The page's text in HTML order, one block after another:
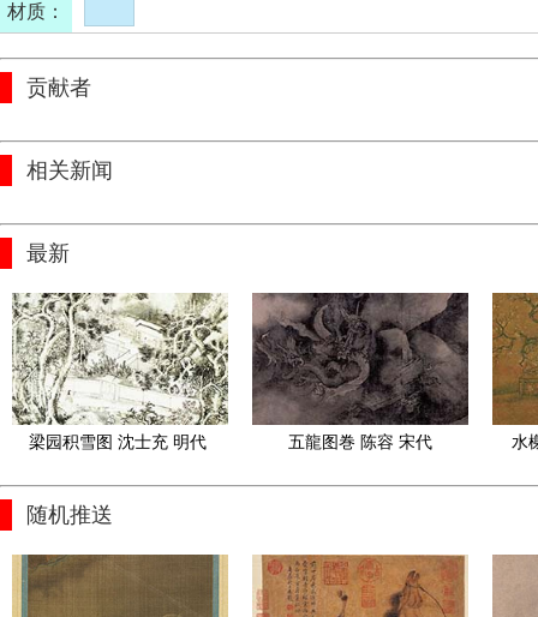
材质：
贡献者
相关新闻
最新
梁园积雪图 沈士充 明代
五龍图巻 陈容 宋代 水
随机推送